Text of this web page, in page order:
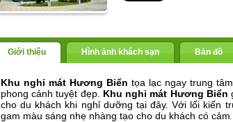
Giới thiệu Hình ảnh khách sạn Bản đồ
Khu nghỉ mát Hương Biển tọa lạc ngay trung
phong cảnh tuyệt đẹp. Khu nghỉ mát Hương Biển
cho du khách khi nghỉ dưỡng tại đây. Với lối kiến
gam màu sáng nhẹ nhàng tạo cho du khách có